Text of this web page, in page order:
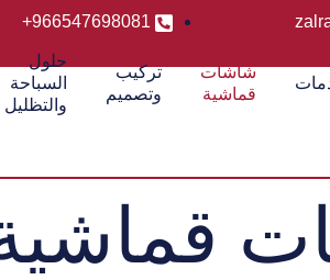
966547698081+
شاشات
قماشية
تركيب
وتصميم
حلول
السباحة
والتظليل
قماشية